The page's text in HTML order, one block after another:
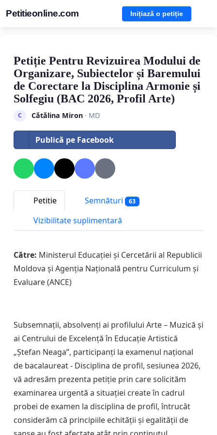
Petitieonline.com Inițiază o petiție
Petiție Pentru Revizuirea Modului de
Organizare, Subiectelor și Baremului
de Corectare la Disciplina Armonie și
Solfegiu (BAC 2026, Profil Arte)
C Cătălina Miron· MD
Publică pe Facebook
Petitie Semnături 63
Vizibilitate suplimentară
Către: Ministerul Educației și Cercetării al Republicii
Moldova și Agenția Națională pentru Curriculum și
Evaluare (ANCE)
Subsemnații, absolvenți ai profilului Arte – Muzică și
ai Centrului de Excelență în Educație Artistică
„Ștefan Neaga”, participanți la examenul național
de bacalaureat - Disciplina de profil, sesiunea 2026,
vă adresăm prezenta petiție prin care solicităm
examinarea urgentă a situației create în cadrul
probei de examen la disciplina de profil, întrucât
considerăm că principiile echității și egalității de